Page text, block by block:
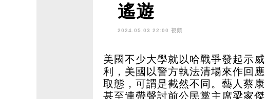
遙遊
2024.05.03 22:00 視頻
美國不少大學就以哈戰爭發起示
利，美國以警方執法清場來作回
取態，可謂是截然不同。藝人蔡
甚至連帶聲討前公民黨主席梁家